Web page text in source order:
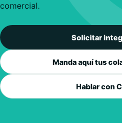
comercial.
Solicitar
Manda aquí tus
Hablar con